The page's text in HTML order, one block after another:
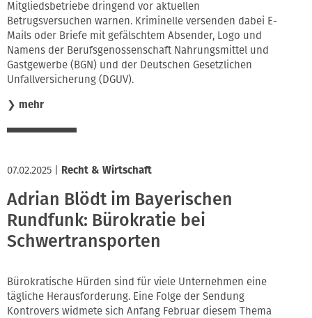
Mitgliedsbetriebe dringend vor aktuellen
Betrugsversuchen warnen. Kriminelle versenden dabei E-
Mails oder Briefe mit gefälschtem Absender, Logo und
Namens der Berufsgenossenschaft Nahrungsmittel und
Gastgewerbe (BGN) und der Deutschen Gesetzlichen
Unfallversicherung (DGUV).
❯ mehr
07.02.2025 Recht & Wirtschaft
Adrian Blödt im Bayerischen
Rundfunk: Bürokratie bei
Schwertransporten
Bürokratische Hürden sind für viele Unternehmen eine
tägliche Herausforderung. Eine Folge der Sendung
Kontrovers widmete sich Anfang Februar diesem Thema